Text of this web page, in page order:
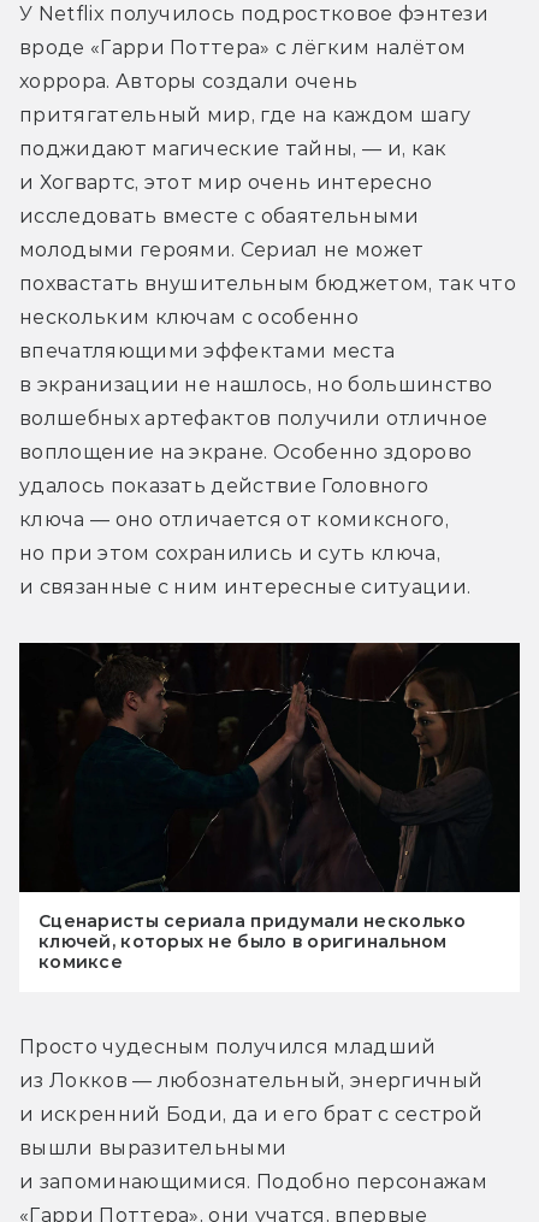
У Netflix получилось подростковое фэнтези
вроде «Гарри Поттера» с лёгким налётом
хоррора. Авторы создали очень
притягательный мир, где на каждом шагу
поджидают магические тайны, — и, как
и Хогвартс, этот мир очень интересно
исследовать вместе с обаятельными
молодыми героями. Сериал не может
похвастать внушительным бюджетом, так что
нескольким ключам с особенно
впечатляющими эффектами места
в экранизации не нашлось, но большинство
волшебных артефактов получили отличное
воплощение на экране. Особенно здорово
удалось показать действие Головного
ключа — оно отличается от комиксного,
но при этом сохранились и суть ключа,
и связанные с ним интересные ситуации.
Сценаристы сериала придумали несколько
ключей, которых не было в оригинальном
комиксе
Просто чудесным получился младший
из Локков — любознательный, энергичный
и искренний Боди, да и его брат с сестрой
вышли выразительными
и запоминающимися. Подобно персонажам
«Гарри Поттера», они учатся, впервые